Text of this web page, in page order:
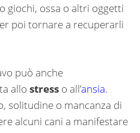
giochi, ossa o altri oggetti
poi tornare a recuperarli
può anche
allo stress o all’ansia.
solitudine o mancanza di
alcuni cani a manifestare